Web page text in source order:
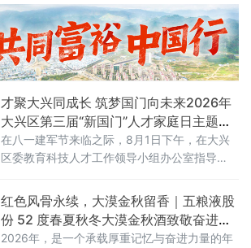
式上线发布。
才聚大兴同成长 筑梦国门向未来2026年
大兴区第三届“新国门”人才家庭日主题沙
龙活动圆满举行
在八一建军节来临之际，8月1日下午，在大兴
区委教育科技人才工作领导小组办公室指导
聚大兴同成长，筑梦国门向未来”大兴区第三
届“新国门”人才家庭日主题沙龙活动。
红色风骨永续，大漠金秋留香｜五粮液股
份 52 度春夏秋冬大漠金秋酒致敬奋进时
代
2026年，是一个承载厚重记忆与奋进力量的年